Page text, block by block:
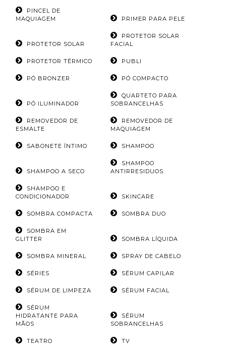
PINCEL DE
MAQUIAGEM
PRIMER PARA PELE
PROTETOR SOLAR
PROTETOR SOLAR
FACIAL
PROTETOR TÉRMICO PUBLI
PÓ BRONZER PÓ COMPACTO
PÓ ILUMINADOR
QUARTETO PARA
SOBRANCELHAS
REMOVEDOR DE
ESMALTE
REMOVEDOR DE
MAQUIAGEM
SABONETE ÍNTIMO SHAMPOO
SHAMPOO A SECO
SHAMPOO
ANTIRRESIDUOS
SHAMPOO E
CONDICIONADOR
SKINCARE
SOMBRA COMPACTA SOMBRA DUO
SOMBRA EM
GLITTER
SOMBRA LÍQUIDA
SOMBRA MINERAL SPRAY DE CABELO
SÉRIES SÉRUM CAPILAR
SÉRUM DE LIMPEZA SÉRUM FACIAL
SÉRUM
HIDRATANTE PARA
MÃOS
SÉRUM
SOBRANCELHAS
TEATRO TV